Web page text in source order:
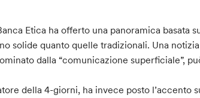
Etica ha offerto una panoramica basata
solide quanto quelle tradizionali. Una
dalla “comunicazione superficiale”,
della 4-giorni, ha invece posto l’accento